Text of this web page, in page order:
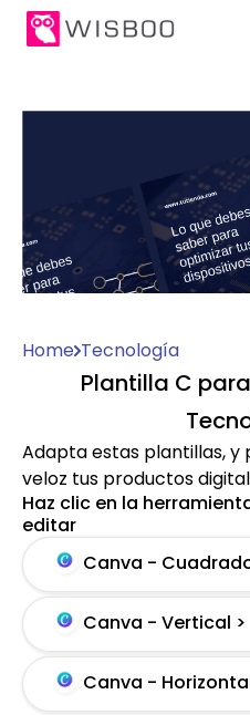
Home Tecnología
Plantilla C
Adapta estas plantillas,
veloz tus productos
Haz clic en la
editar
Canva -
Canva - Vertical >
Canva -